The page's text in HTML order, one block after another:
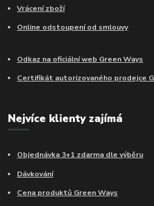
Vrácení zboží
Online odstoupení od smlouvy
Odkaz na oficiální web Green Ways
Certifikát autorizovaného prodejce
Nejvíce klienty zajímá
Objednávka 3+1 zdarma dle výběru
Dávkování
Cena produktů Green Ways